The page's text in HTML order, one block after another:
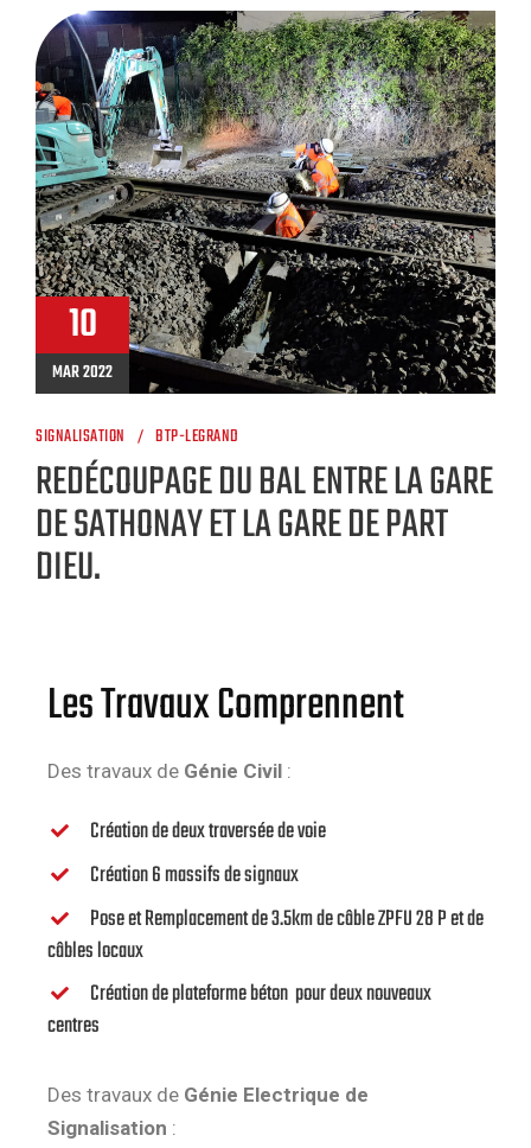
10
MAR 2022
SIGNALISATION BTP-LEGRAND
REDÉCOUPAGE DU BAL ENTRE LA GARE
DE SATHONAY ET LA GARE DE PART
DIEU.
Les Travaux Comprennent
Des travaux de Génie Civil :
Création de deux traversée de voie
Création 6 massifs de signaux
Pose et Remplacement de 3.5km de câble ZPFU 28 P et de
câbles locaux
Création de plateforme béton pour deux nouveaux
centres
Des travaux de Génie Electrique de
Signalisation :